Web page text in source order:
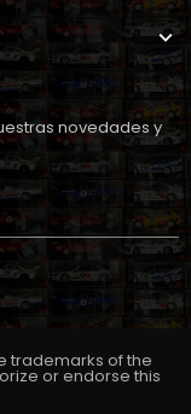
novedades y
trademarks of the
or endorse this